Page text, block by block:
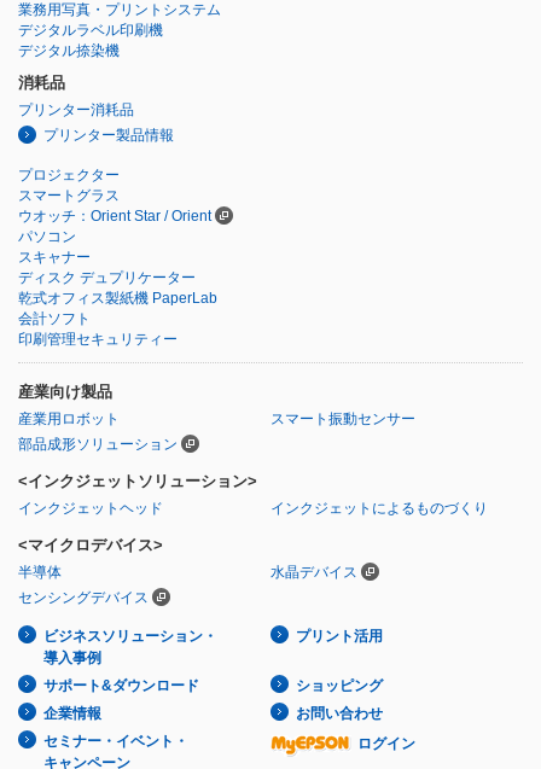
業務用写真・プリントシステム
デジタルラベル印刷機
デジタル捺染機
消耗品
プリンター消耗品
プリンター製品情報
プロジェクター
スマートグラス
ウオッチ：Orient Star / Orient
パソコン
スキャナー
ディスク デュプリケーター
乾式オフィス製紙機 PaperLab
会計ソフト
印刷管理セキュリティー
産業向け製品
産業用ロボット
スマート振動センサー
部品成形ソリューション
<インクジェットソリューション>
インクジェットヘッド インクジェットによるものづくり
<マイクロデバイス>
半導体
水晶デバイス
センシングデバイス
ビジネスソリューション・
導入事例
プリント活用
サポート&ダウンロード
ショッピング
企業情報
お問い合わせ
セミナー・イベント・
キャンペーン
ログイン